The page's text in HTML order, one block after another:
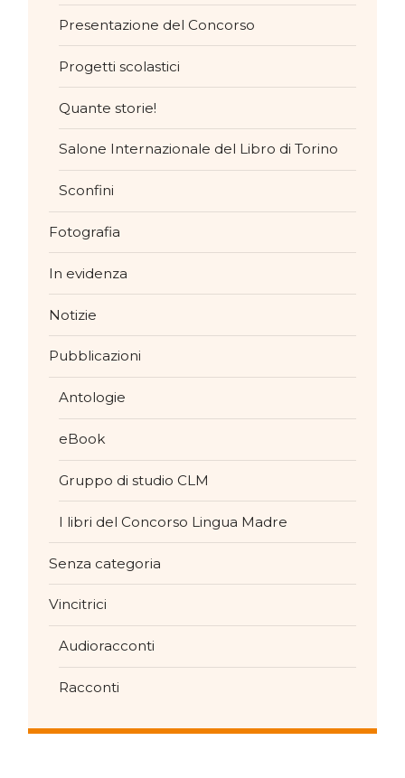
Presentazione del Concorso
Progetti scolastici
Quante storie!
Salone Internazionale del Libro di Torino
Sconfini
Fotografia
In evidenza
Notizie
Pubblicazioni
Antologie
eBook
Gruppo di studio CLM
I libri del Concorso Lingua Madre
Senza categoria
Vincitrici
Audioracconti
Racconti